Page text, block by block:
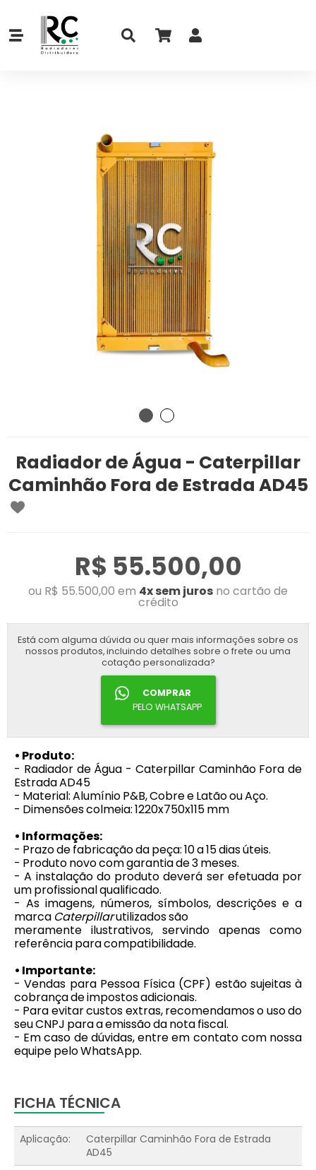
Radiador de Água - Caterpillar
Caminhão Fora de Estrada AD45
R$ 55.500,00
ou R$ 55.500,00 em 4x sem juros no cartão de
crédito
Está com alguma dúvida ou quer mais informações sobre os
nossos produtos, incluindo detalhes sobre o frete ou uma
cotação personalizada?
COMPRAR
PELO WHATSAPP
• Produto:
- Radiador de Água - Caterpillar Caminhão Fora de
Estrada AD45
- Material: Alumínio P&B, Cobre e Latão ou Aço.
- Dimensões colmeia: 1220x750x115 mm
• Informações:
- Prazo de fabricação da peça: 10 a 15 dias úteis.
- Produto novo com garantia de 3 meses.
- A instalação do produto deverá ser efetuada por
um profissional qualificado.
- As imagens, números, símbolos, descrições e a
marca Caterpillarutilizados são
meramente ilustrativos, servindo apenas como
referência para compatibilidade.
• Importante:
- Vendas para Pessoa Física (CPF) estão sujeitas à
cobrança de impostos adicionais.
- Para evitar custos extras, recomendamos o uso do
seu CNPJ para a emissão da nota fiscal.
- Em caso de dúvidas, entre em contato com nossa
equipe pelo WhatsApp.
FICHA TÉCNICA
Aplicação:
Caterpillar Caminhão Fora de Estrada
AD45